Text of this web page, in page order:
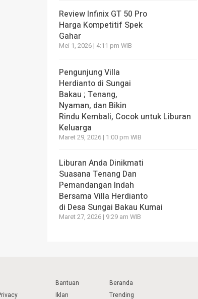
Review Infinix GT 50 Pro
Harga Kompetitif Spek
Gahar
Mei 1, 2026 | 4:11 pm WIB
Pengunjung Villa
Herdianto di Sungai
Bakau ; Tenang,
Nyaman, dan Bikin
Rindu Kembali, Cocok untuk Liburan
Keluarga
Maret 29, 2026 | 1:00 pm WIB
Liburan Anda Dinikmati
Suasana Tenang Dan
Pemandangan Indah
Bersama Villa Herdianto
di Desa Sungai Bakau Kumai
Maret 27, 2026 | 9:29 am WIB
Bantuan
Iklan
Beranda
Trending